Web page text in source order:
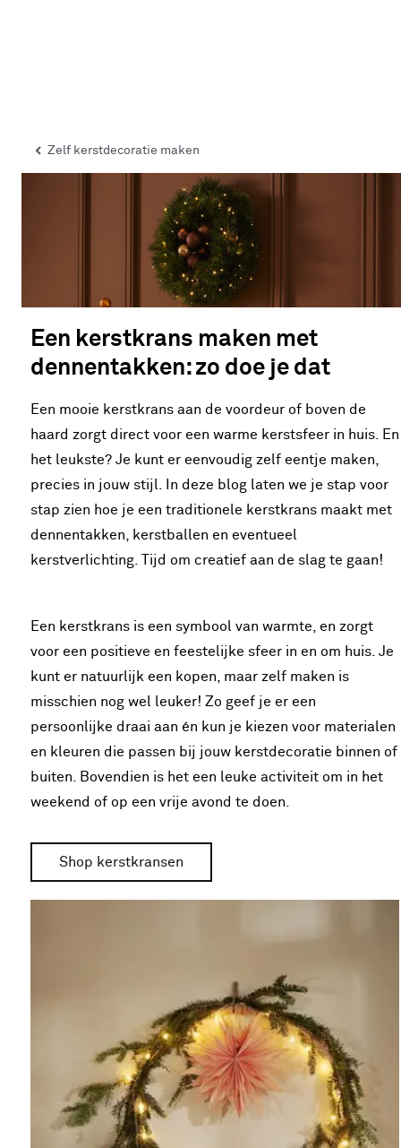
Zelf kerstdecoratie maken
Een kerstkrans maken met
dennentakken: zo doe je dat
Een mooie kerstkrans aan de voordeur of boven de
haard zorgt direct voor een warme kerstsfeer in huis. En
het leukste? Je kunt er eenvoudig zelf eentje maken,
precies in jouw stijl. In deze blog laten we je stap voor
stap zien hoe je een traditionele kerstkrans maakt met
dennentakken, kerstballen en eventueel
kerstverlichting. Tijd om creatief aan de slag te gaan!
Een kerstkrans is een symbool van warmte, en zorgt
voor een positieve en feestelijke sfeer in en om huis. Je
kunt er natuurlijk een kopen, maar zelf maken is
misschien nog wel leuker! Zo geef je er een
persoonlijke draai aan én kun je kiezen voor materialen
en kleuren die passen bij jouw kerstdecoratie binnen of
buiten. Bovendien is het een leuke activiteit om in het
weekend of op een vrije avond te doen.
Shop kerstkransen